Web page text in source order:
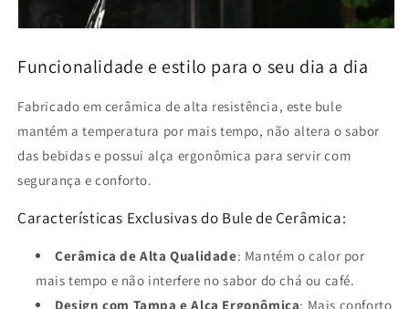
Funcionalidade e estilo para o seu dia a dia
Fabricado em cerâmica de alta resistência, este bule
mantém a temperatura por mais tempo, não altera o sabor
das bebidas e possui alça ergonômica para servir com
segurança e conforto.
Características Exclusivas do Bule de Cerâmica:
Cerâmica de Alta Qualidade: Mantém o calor por
mais tempo e não interfere no sabor do chá ou café.
Design com Tampa e Alça Ergonômica: Mais conforto